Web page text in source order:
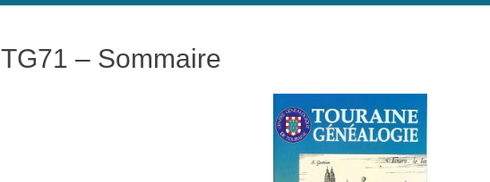
TG71 – Sommaire